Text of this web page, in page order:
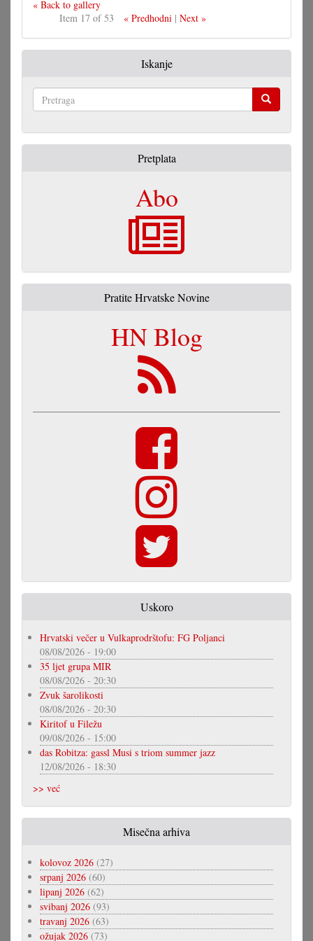
« Back to gallery
Item 17 of 53
« Predhodni| Next »
Iskanje
Pretplata
Abo
Pratite Hrvatske Novine
HN Blog
Uskoro
Hrvatski večer u Vulkaprodrštofu: FG Poljanci
08/08/2026 - 19:00
35 ljet grupa MIR
08/08/2026 - 20:30
Zvuk šarolikosti
08/08/2026 - 20:30
Kiritof u Filežu
09/08/2026 - 15:00
das Robitza: gassl Musi s triom summer jazz
12/08/2026 - 18:30
>> već
Misečna arhiva
kolovoz 2026 (27)
srpanj 2026 (60)
lipanj 2026 (62)
svibanj 2026 (93)
travanj 2026 (63)
ožujak 2026 (73)